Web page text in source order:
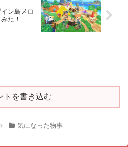
ン島メロ
た！
トを書き込む
気になった物事